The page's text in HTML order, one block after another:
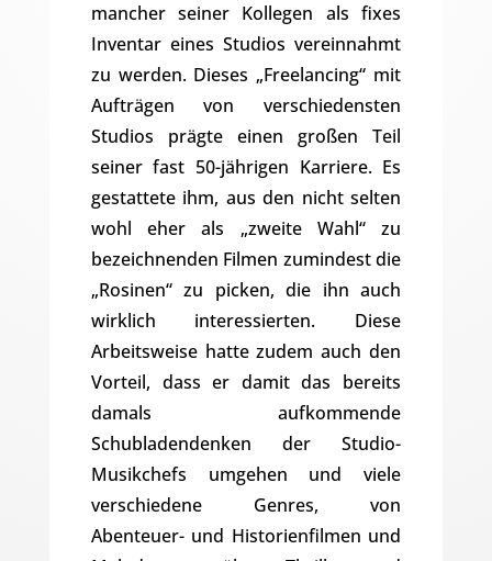
mancher seiner Kollegen als fixes
Inventar eines Studios vereinnahmt
zu werden. Dieses „Freelancing“ mit
Aufträgen von verschiedensten
Studios prägte einen großen Teil
seiner fast 50-jährigen Karriere. Es
gestattete ihm, aus den nicht selten
wohl eher als „zweite Wahl“ zu
bezeichnenden Filmen zumindest die
„Rosinen“ zu picken, die ihn auch
wirklich interessierten. Diese
Arbeitsweise hatte zudem auch den
Vorteil, dass er damit das bereits
damals aufkommende
Schubladendenken der Studio-
Musikchefs umgehen und viele
verschiedene Genres, von
Abenteuer- und Historienfilmen und